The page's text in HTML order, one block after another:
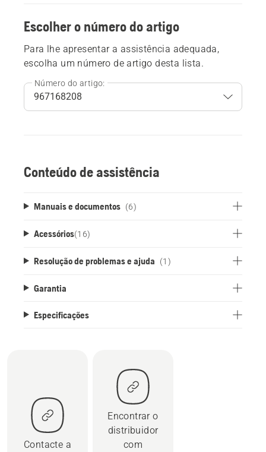
Escolher o número do artigo
Para lhe apresentar a assistência adequada,
escolha um número de artigo desta lista.
Número do artigo:
Conteúdo de assistência
Manuais e documentos (6)
Acessórios(16)
Resolução de problemas e ajuda (1)
Garantia
Especificações
Contacte a
Encontrar o
distribuidor
com